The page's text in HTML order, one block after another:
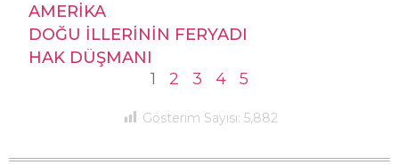
AMERİKA
DOĞU İLLERİNİN FERYADI
HAK DÜŞMANI
1
2 3 4 5
Gösterim Sayısı: 5,882